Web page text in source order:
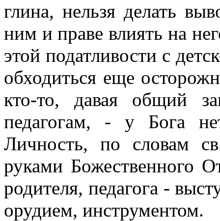
глина, нельзя делать
ним и праве влиять на
этой податливости с
обходиться еще
кто-то, давая общий
педагогам, - у Бога
Личность, по словам
руками Божественного
родителя, педагога -
орудием, инструментом.